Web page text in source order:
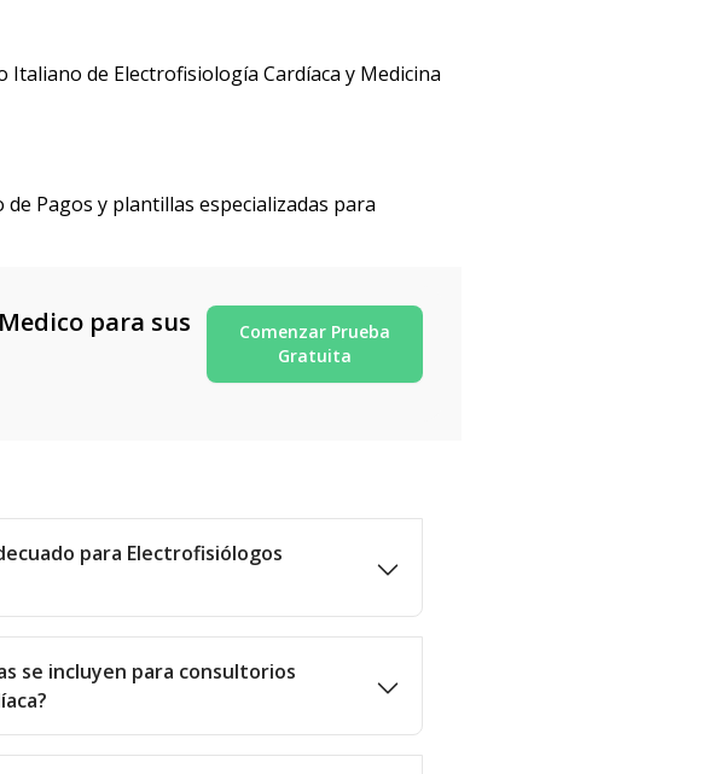
de Electrofisiología Cardíaca y Medicina
Pagos y plantillas especializadas para
para sus
Comenzar Prueba
Gratuita
para Electrofisiólogos
se incluyen para consultorios